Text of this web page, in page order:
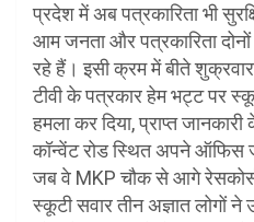
प्रदेश में अब पत्रकारिता भी
आम जनता और पत्रकारिता
रहे हैं। इसी क्रम में बीते
टीवी के पत्रकार हेम भट्ट पर
हमला कर दिया, प्राप्त
कॉन्वेंट रोड स्थित अपने ऑफिस
जब वे MKP चौक से आगे
स्कूटी सवार तीन अज्ञात लोगों